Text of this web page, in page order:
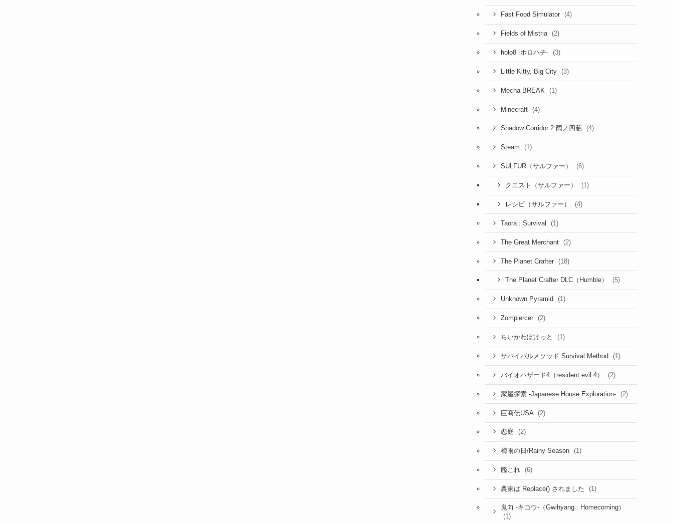
Fast Food Simulator (4)
Fields of Mistria (2)
holo8 -ホロハチ- (3)
Little Kitty, Big City (3)
Mecha BREAK (1)
Minecraft (4)
Shadow Corridor 2 雨ノ四葩 (4)
Steam (1)
SULFUR（サルファー） (6)
クエスト（サルファー） (1)
レシピ（サルファー） (4)
Taora : Survival (1)
The Great Merchant (2)
The Planet Crafter (18)
The Planet Crafter DLC（Humble） (5)
Unknown Pyramid (1)
Zompiercer (2)
ちいかわぽけっと (1)
サバイバルメソッド Survival Method (1)
バイオハザード4（resident evil 4） (2)
家屋探索 -Japanese House Exploration- (2)
巨商伝USA (2)
恋庭 (2)
梅雨の日/Rainy Season (1)
艦これ (6)
農家は Replace() されました (1)
鬼向 -キコウ-（Gwihyang : Homecoming）
(1)